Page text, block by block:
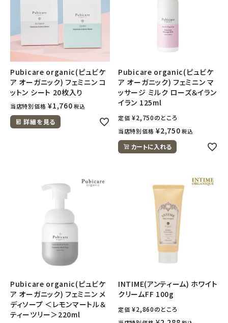
Pubicare organic(ピュビケ
ア オーガニック) フェミニン コ
ットン シート 20枚入り
当店特別価格 ¥1,760 税込
詳細を見る
Pubicare organic(ピュビケ
ア オーガニック) フェミニン マ
ッサージ ミルク ローズ＆イラン
イラン 125ml
定価 ¥2,750のところ
当店特別価格 ¥2,750 税込
カートに入れる
Pubicare organic(ピュビケ
ア オーガニック) フェミニン メ
ディソープ ＜レモンマートル＆
ティーツリー＞220ml
INTIME(アンティーム) ホワイト
クリームFF 100g
定価 ¥2,860のところ